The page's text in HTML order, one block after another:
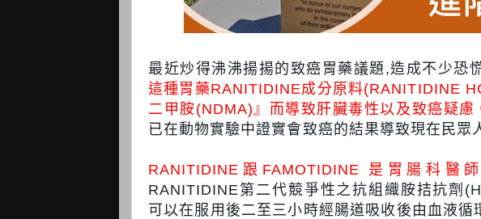
最近炒得沸沸揚揚的致癌胃藥議題,造成不少恐
這種胃藥RANITIDINE成分原料(RANITIDINE
二甲胺(NDMA)』而導致肝臟毒性以及致癌疑慮
已在動物實驗中證實會致癌的結果導致現在民眾
RANITIDINE跟FAMOTIDINE 是胃腸科
RANITIDINE第二代競爭性之抗組織胺拮抗劑
可以在服用後二至三小時經腸道吸收後由血液